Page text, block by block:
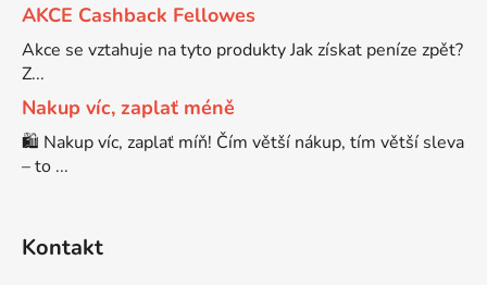
AKCE Cashback Fellowes
Akce se vztahuje na tyto produkty Jak získat peníze zpět?
Z...
Nakup víc, zaplať méně
🛍️ Nakup víc, zaplať míň! Čím větší nákup, tím větší sleva
– to ...
Kontakt